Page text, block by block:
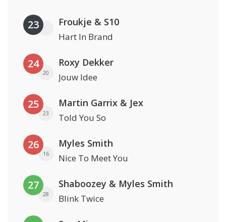
23 Froukje & S10
Hart In Brand
24
20
Roxy Dekker
Jouw Idee
25
23
Martin Garrix & Jex
Told You So
26
16
Myles Smith
Nice To Meet You
27
28
Shaboozey & Myles Smith
Blink Twice